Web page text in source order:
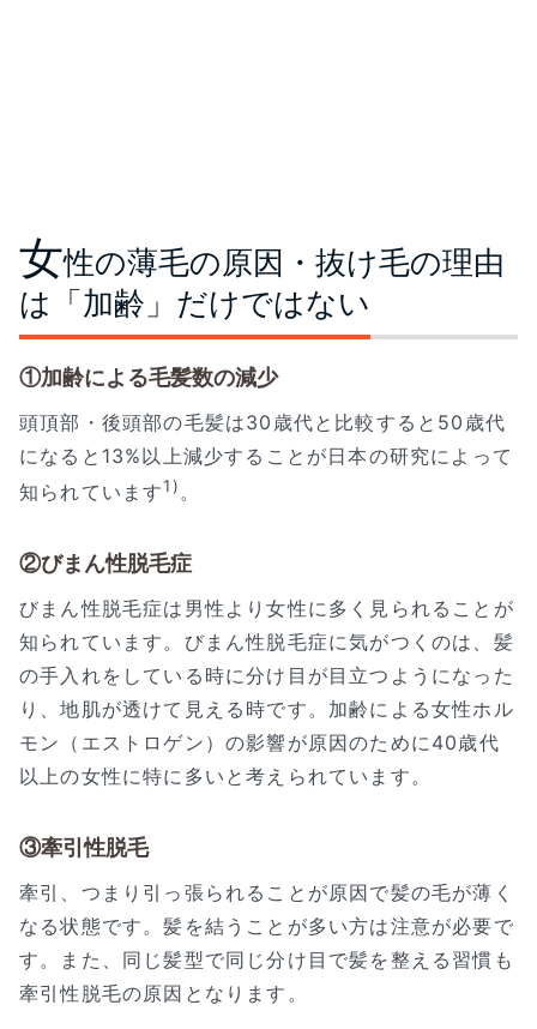
女性の薄毛の原因・抜け毛の理由
は「加齢」だけではない
①加齢による毛髪数の減少
頭頂部・後頭部の毛髪は30歳代と比較すると50歳代
になると13%以上減少することが日本の研究によって
知られています1)。
②びまん性脱毛症
びまん性脱毛症は男性より女性に多く見られることが
知られています。びまん性脱毛症に気がつくのは、髪
の手入れをしている時に分け目が目立つようになった
り、地肌が透けて見える時です。加齢による女性ホル
モン（エストロゲン）の影響が原因のために40歳代
以上の女性に特に多いと考えられています。
③牽引性脱毛
牽引、つまり引っ張られることが原因で髪の毛が薄く
なる状態です。髪を結うことが多い方は注意が必要で
す。また、同じ髪型で同じ分け目で髪を整える習慣も
牽引性脱毛の原因となります。